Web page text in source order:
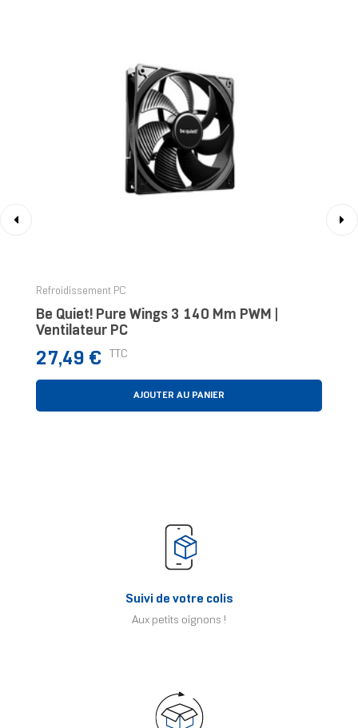
Refroidissement PC
Be Quiet! Pure Wings 3 140 Mm PWM |
Ventilateur PC
Prix
27,49 € TTC
AJOUTER AU PANIER
Suivi de votre colis
Aux petits oignons !